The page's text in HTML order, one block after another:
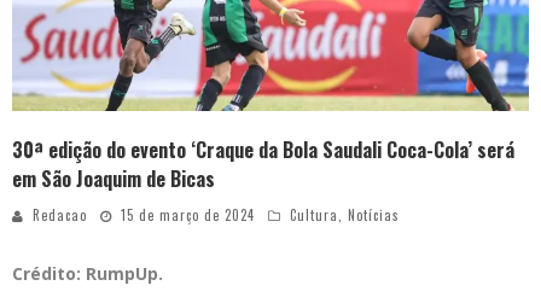
30ª edição do evento ‘Craque da Bola Saudali Coca-Cola’ será
em São Joaquim de Bicas
Redacao 15 de março de 2024 Cultura, Notícias
Crédito: RumpUp.